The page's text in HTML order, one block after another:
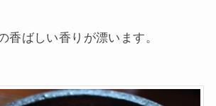
香ばしい香りが漂います。